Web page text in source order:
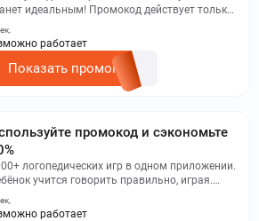
идеальным! Промокод действует только
приложении!
работает
Показать промокод
промокод и сэкономьте
логопедических игр в одном приложении.
учится говорить правильно, играя.
действует только в мобильном
работает